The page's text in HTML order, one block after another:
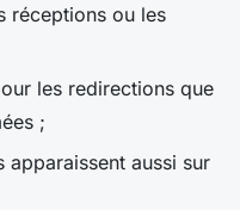
réceptions ou les
les redirections que
;
apparaissent aussi sur